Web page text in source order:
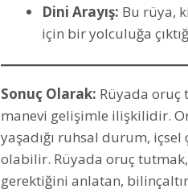
Dini Arayış: Bu rüya,
için bir yolculuğa
Sonuç Olarak: Rüyada oruç
manevi gelişimle ilişkilidir.
yaşadığı ruhsal durum,
olabilir. Rüyada oruç
gerektiğini anlatan,